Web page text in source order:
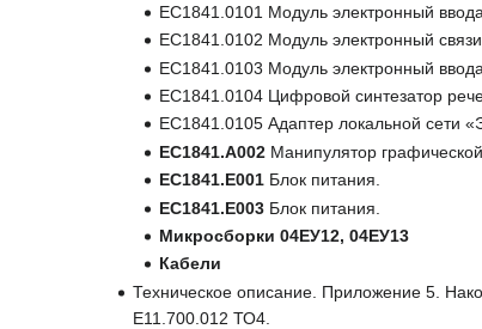
ЕС1841.0101 Модуль электронный
ЕС1841.0102 Модуль электронный
ЕС1841.0103 Модуль электронный
ЕС1841.0104 Цифровой синтезатор
ЕС1841.0105 Адаптер локальной сети
ЕС1841.А002 Манипулятор
ЕС1841.Е001 Блок питания.
ЕС1841.Е003 Блок питания.
Микросборки 04ЕУ12, 04ЕУ13
Кабели
Техническое описание. Приложение 5.
Е11.700.012 ТО4.